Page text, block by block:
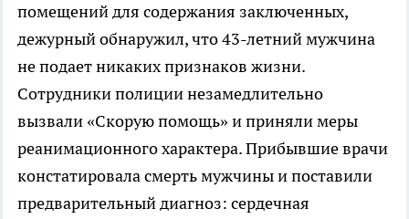
помещений для содержания заключенных,
дежурный обнаружил, что 43-летний мужчина
не подает никаких признаков жизни.
Сотрудники полиции незамедлительно
вызвали «Скорую помощь» и приняли меры
реанимационного характера. Прибывшие врачи
констатировала смерть мужчины и поставили
предварительный диагноз: сердечная